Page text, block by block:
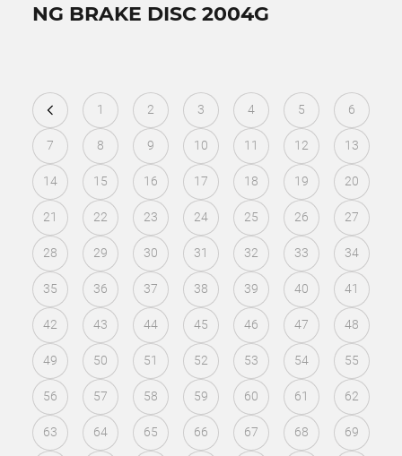
NG BRAKE DISC 2004G
1 2 3 4 5 6
7 8 9 10 11 12 13
14 15 16 17 18 19 20
21 22 23 24 25 26 27
28 29 30 31 32 33 34
35 36 37 38 39 40 41
42 43 44 45 46 47 48
49 50 51 52 53 54 55
56 57 58 59 60 61 62
63 64 65 66 67 68 69